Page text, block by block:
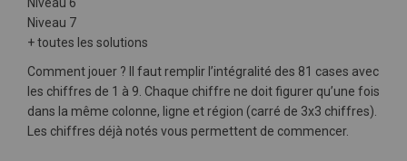
Niveau 7
+ toutes les solutions
Comment jouer ? Il faut remplir l’intégralité des 81 cases avec
les chiffres de 1 à 9. Chaque chiffre ne doit figurer qu’une fois
dans la même colonne, ligne et région (carré de 3x3 chiffres).
Les chiffres déjà notés vous permettent de commencer.